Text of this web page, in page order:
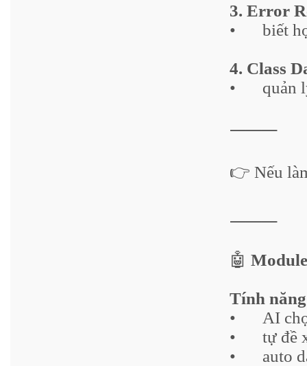
3. Error
•
biết
4. Class
•
quản
⸻
👉 Nếu
⸻
🤖
Tính
•
AI
•
tự đề
•
auto